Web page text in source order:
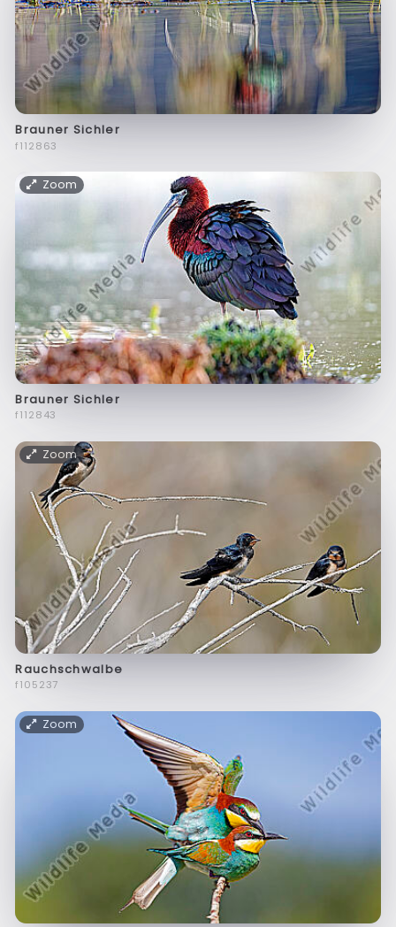
Brauner Sichler
f112863
Zoom
Brauner Sichler
f112843
Zoom
Rauchschwalbe
f105237
Zoom